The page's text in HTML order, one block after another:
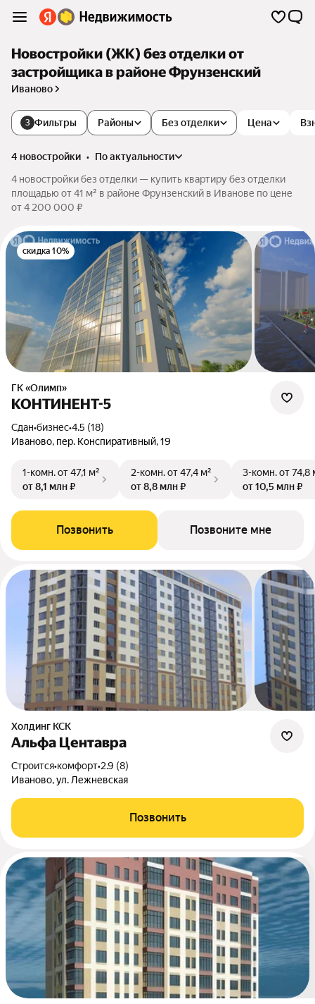
Новостройки (ЖК) без отделки от
застройщика в районе Фрунзенский
Иваново
3 Фильтры Цена
Районы Без отделки
4 новостройки •
по актуальности
4 новостройки без отделки — купить квартиру без отделки
площадью от 41 м² в районе Фрунзенский в Иванове по цене
от 4 200 000 ₽
скидка 10%
ГК «Олимп»
КОНТИНЕНТ-5
Сдан•бизнес•4.5 (18)
Иваново, пер. Конспиративный, 19
1-комн.от 47,1 м²
от 8,1 млн ₽
2-комн.от 47,4 м²
от 8,8 млн ₽
3-комн.от 74,8
от 10,5 млн ₽
Позвонить Позвоните мне
Холдинг КСК
Альфа Центавра
Строится•комфорт•2.9 (8)
Иваново, ул. Лежневская
Позвонить